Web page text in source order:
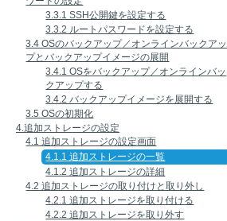
3.3.1 SSH公開鍵を設定する
3.3.2 ルートパスワードを設定する
3.4 OSのバックアップ／オンラインバックアッ
プとバックアップイメージの展開
3.4.1 OSをバックアップ／オンラインバッ
クアップする
3.4.2 バックアップイメージを展開する
3.5 OSの初期化
4.追加ストレージの設定
4.1 追加ストレージの設定画面
4.1.1 追加ストレージの一覧
4.1.2 追加ストレージの詳細
4.2 追加ストレージの取り付けと取り外し
4.2.1 追加ストレージを取り付ける
4.2.2 追加ストレージを取り外す